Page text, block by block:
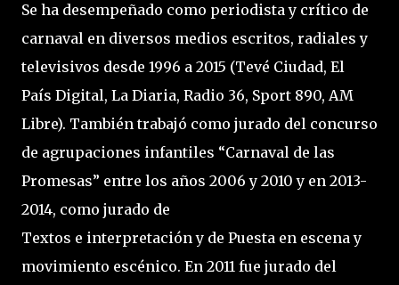
Se ha desempeñado como periodista y crítico de
carnaval en diversos medios escritos, radiales y
televisivos desde 1996 a 2015 (Tevé Ciudad, El
País Digital, La Diaria, Radio 36, Sport 890, AM
Libre). También trabajó como jurado del concurso
de agrupaciones infantiles “Carnaval de las
Promesas” entre los años 2006 y 2010 y en 2013-
2014, como jurado de
Textos e interpretación y de Puesta en escena y
movimiento escénico. En 2011 fue jurado del